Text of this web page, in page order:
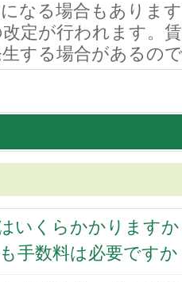
なる場合もありま
定が行われます。
する場合があるの
いくらかかります
手数料は必要ですか